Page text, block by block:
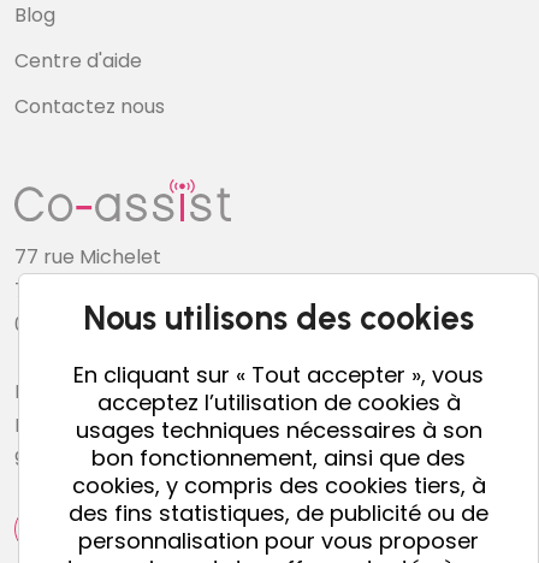
Blog
Centre d'aide
Contactez nous
77 rue Michelet
76600 Le Havre
02 78 34 04 51
Horaires du Service Client
Du lundi au vendredi
9h15-12h45 et 13h45-17h
Nous utilisons des cookies
En cliquant sur « Tout accepter », vous
acceptez l’utilisation de cookies à
usages techniques nécessaires à son
bon fonctionnement, ainsi que des
cookies, y compris des cookies tiers, à
des fins statistiques, de publicité ou de
personnalisation pour vous proposer